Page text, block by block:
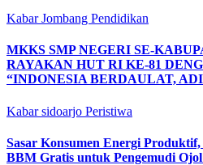
Kabar Jombang Pendidikan
MKKS SMP NEGERI SE-
RAYAKAN HUT RI KE-81
“INDONESIA BERDAULAT,
Kabar sidoarjo Peristiwa
Sasar Konsumen Energi
BBM Gratis untuk Pengemudi